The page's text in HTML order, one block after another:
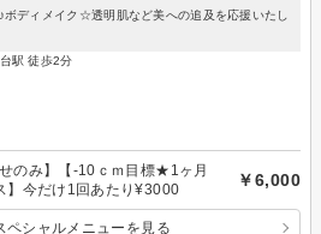
ディメイク☆透明肌など美への追及を応援いたし
駅 徒歩2分
せのみ】【-10ｃｍ目標★1ヶ月
】今だけ1回あたり¥3000
￥6,000
ペシャルメニューを見る